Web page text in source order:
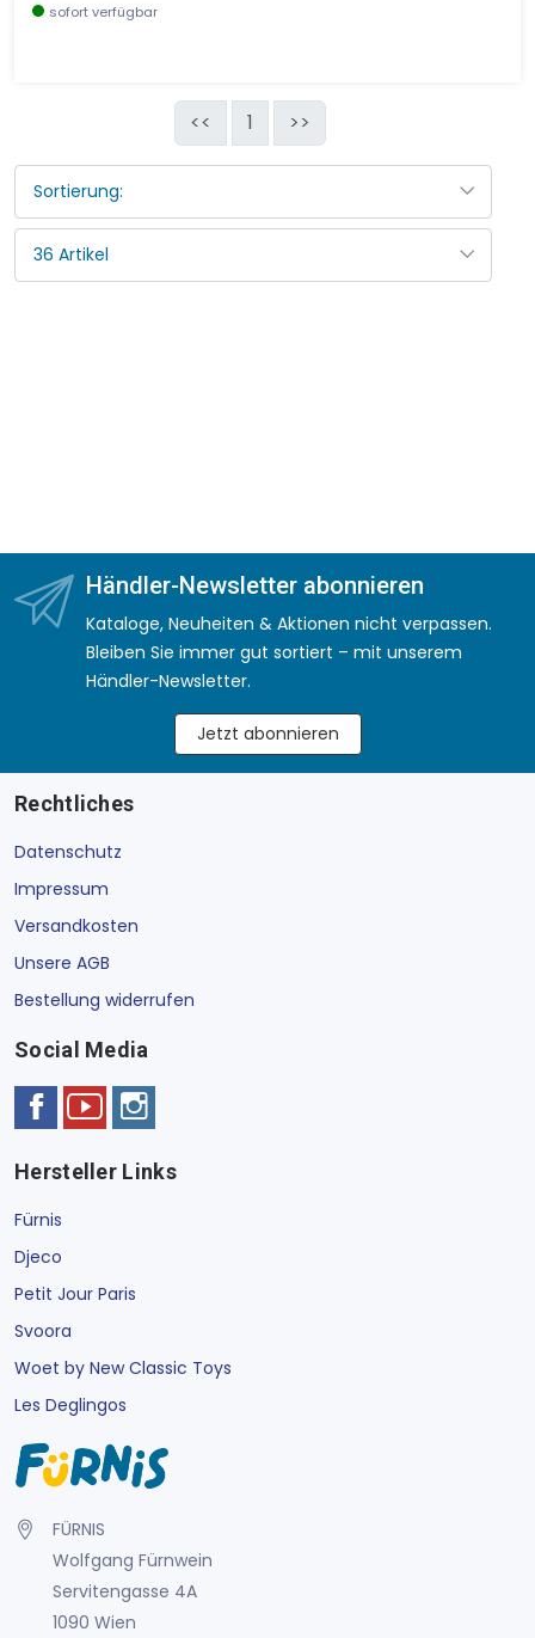
sofort verfügbar
<< 1 >>
Händler-Newsletter abonnieren
Kataloge, Neuheiten & Aktionen nicht verpassen.
Bleiben Sie immer gut sortiert – mit unserem
Händler-Newsletter.
Jetzt abonnieren
Rechtliches
Datenschutz
Impressum
Versandkosten
Unsere AGB
Bestellung widerrufen
Social Media
Hersteller Links
Fürnis
Djeco
Petit Jour Paris
Svoora
Woet by New Classic Toys
Les Deglingos
FÜRNIS
Wolfgang Fürnwein
Servitengasse 4A
1090 Wien